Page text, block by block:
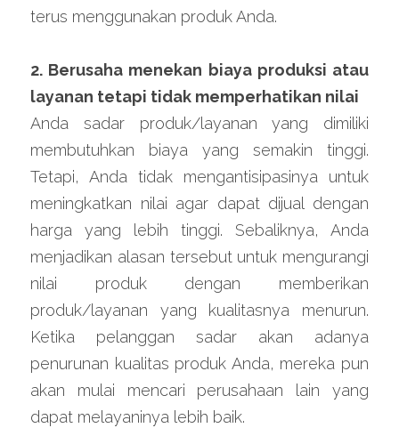
terus menggunakan produk Anda.
2. Berusaha menekan biaya produksi atau
layanan tetapi tidak memperhatikan nilai
Anda sadar produk/layanan yang dimiliki
membutuhkan biaya yang semakin tinggi.
Tetapi, Anda tidak mengantisipasinya untuk
meningkatkan nilai agar dapat dijual dengan
harga yang lebih tinggi. Sebaliknya, Anda
menjadikan alasan tersebut untuk mengurangi
nilai produk dengan memberikan
produk/layanan yang kualitasnya menurun.
Ketika pelanggan sadar akan adanya
penurunan kualitas produk Anda, mereka pun
akan mulai mencari perusahaan lain yang
dapat melayaninya lebih baik.